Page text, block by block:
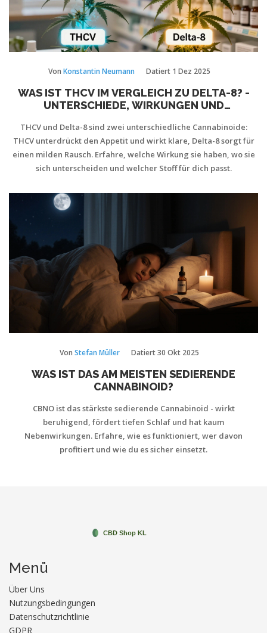
Von Konstantin Neumann Datiert 1 Dez 2025
WAS IST THCV IM VERGLEICH ZU DELTA-8? -
UNTERSCHIEDE, WIRKUNGEN UND
THCV und Delta-8 sind zwei unterschiedliche Cannabinoide:
THCV unterdrückt den Appetit und wirkt klare, Delta-8 sorgt für
einen milden Rausch. Erfahre, welche Wirkung sie haben, wo sie
sich unterscheiden und welcher Stoff für dich passt.
Von Stefan Müller Datiert30 Okt 2025
WAS IST DAS AM MEISTEN SEDIERENDE
CANNABINOID?
CBNO ist das stärkste sedierende Cannabinoid - wirkt
beruhigend, fördert tiefen Schlaf und hat kaum
Nebenwirkungen. Erfahre, wie es funktioniert, wer davon
profitiert und wie du es sicher einsetzt.
Menü
Über Uns
Nutzungsbedingungen
Datenschutzrichtlinie
GDPR